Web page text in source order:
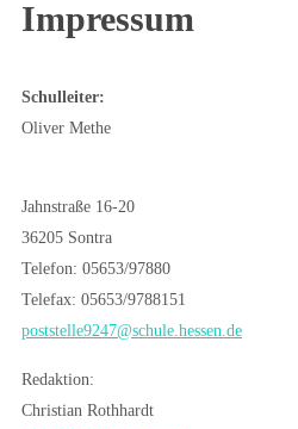
Impressum
Schulleiter:
Oliver Methe
Jahnstraße 16-20
36205 Sontra
Telefon: 05653/97880
Telefax: 05653/9788151
poststelle9247@schule.hessen.de
Redaktion:
Christian Rothhardt